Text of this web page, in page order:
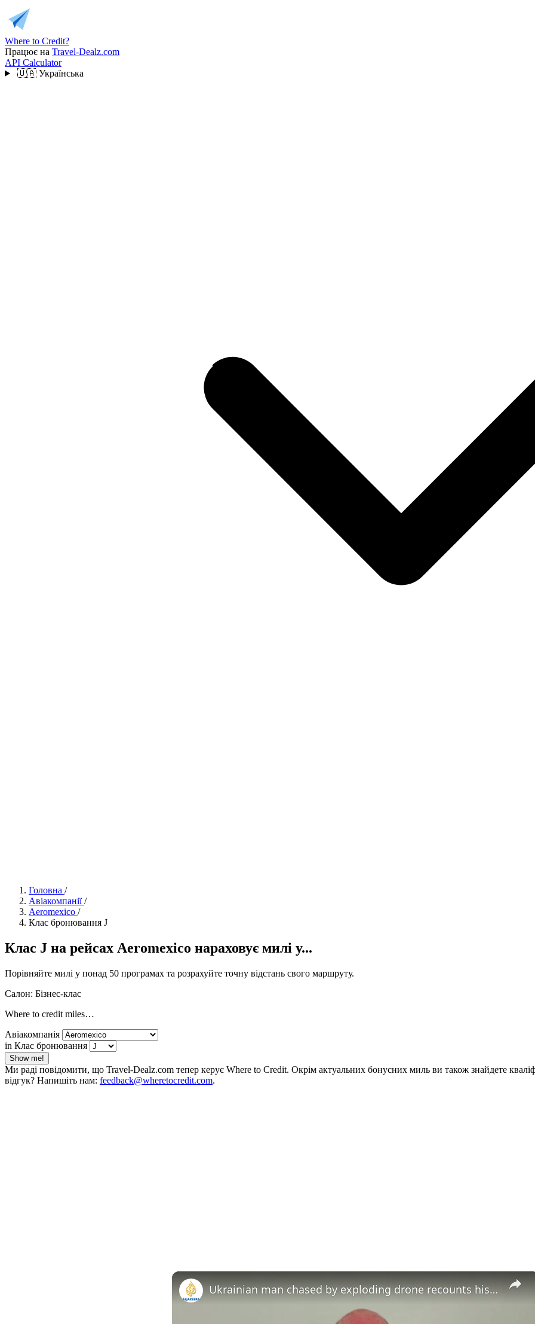
Where to Credit?
Працює на Travel-Dealz.com
API Calculator
🇺🇦 Українська
Головна /
Авіакомпанії /
Aeromexico /
Клас бронювання J
Клас J на рейсах Aeromexico нараховує милі у...
Порівняйте милі у понад 50 програмах та розрахуйте точну відстань свого маршруту.
Салон: Бізнес-клас
Where to credit miles…
Авіакомпанія
in Клас бронювання
Show me!
Ми раді повідомити, що Travel-Dealz.com тепер керує Where to Credit. Окрім актуальних бонусних миль ви також знайдете
відгук? Напишіть нам: feedback@wheretocredit.com.
×
Ukrainian man chased by exploding drone recounts his terror